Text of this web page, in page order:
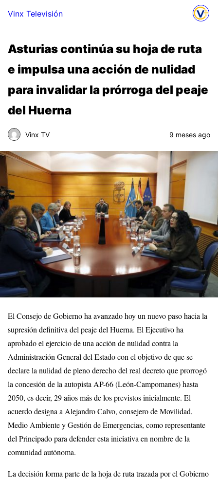
Vinx Televisión
Asturias continúa su hoja de ruta
e impulsa una acción de nulidad
para invalidar la prórroga del peaje
del Huerna
Vinx TV 9 meses ago
El Consejo de Gobierno ha avanzado hoy un nuevo paso hacia la
supresión definitiva del peaje del Huerna. El Ejecutivo ha
aprobado el ejercicio de una acción de nulidad contra la
Administración General del Estado con el objetivo de que se
declare la nulidad de pleno derecho del real decreto que prorrogó
la concesión de la autopista AP-66 (León-Campomanes) hasta
2050, es decir, 29 años más de los previstos inicialmente. El
acuerdo designa a Alejandro Calvo, consejero de Movilidad,
Medio Ambiente y Gestión de Emergencias, como representante
del Principado para defender esta iniciativa en nombre de la
comunidad autónoma.
La decisión forma parte de la hoja de ruta trazada por el Gobierno